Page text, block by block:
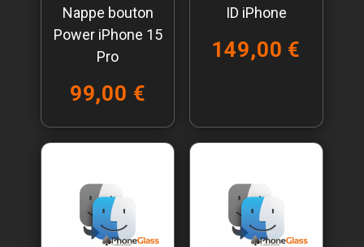
Nappe bouton
Power iPhone 15
Pro
99,00 €
ID iPhone
149,00 €